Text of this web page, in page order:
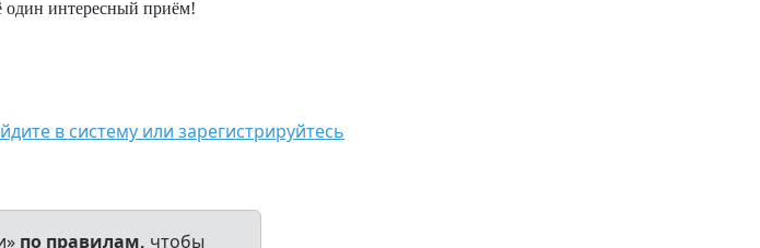
один интересный приём!
в систему или зарегистрируйтесь
по правилам, чтобы